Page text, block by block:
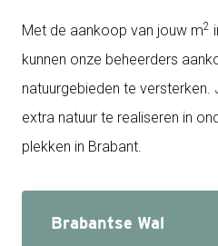
Met de aankoop van jouw m2
kunnen onze beheerders
natuurgebieden te versterken.
extra natuur te realiseren in
plekken in Brabant.
Brabantse Wal